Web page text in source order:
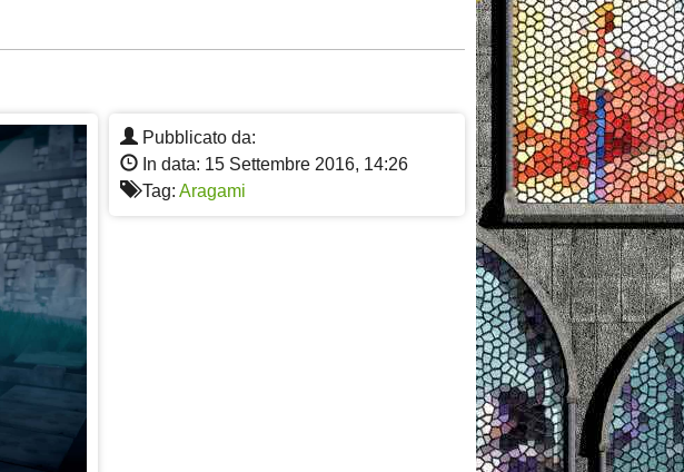
Pubblicato da:
In data: 15 Settembre 2016, 14:26
Tag: Aragami